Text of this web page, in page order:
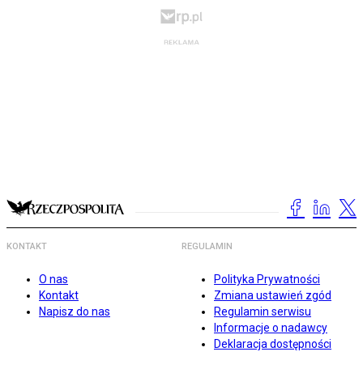
KONTAKT
O nas
Kontakt
Napisz do nas
REGULAMIN
Polityka Prywatności
Zmiana ustawień zgód
Regulamin serwisu
Informacje o nadawcy
Deklaracja dostępności